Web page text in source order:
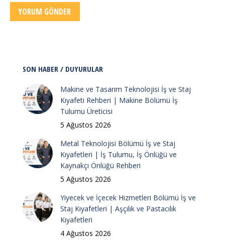
YORUM GÖNDER
SON HABER / DUYURULAR
Makine ve Tasarım Teknolojisi İş ve Staj
Kıyafeti Rehberi | Makine Bölümü İş
Tulumu Üreticisi
5 Ağustos 2026
Metal Teknolojisi Bölümü İş ve Staj
Kıyafetleri | İş Tulumu, İş Önlüğü ve
Kaynakçı Önlüğü Rehberi
5 Ağustos 2026
Yiyecek ve İçecek Hizmetleri Bölümü İş ve
Staj Kıyafetleri | Aşçılık ve Pastacılık
Kıyafetleri
4 Ağustos 2026